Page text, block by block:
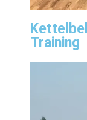
Kettelbell
Training